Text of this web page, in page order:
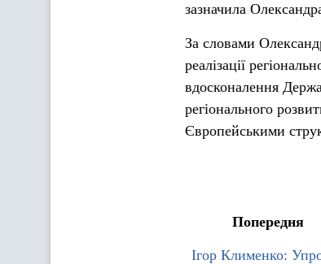
зазначила
За словами
реалізації
вдосконалення
регіонального
Європейськими
Попередня
Ігор Клименко: